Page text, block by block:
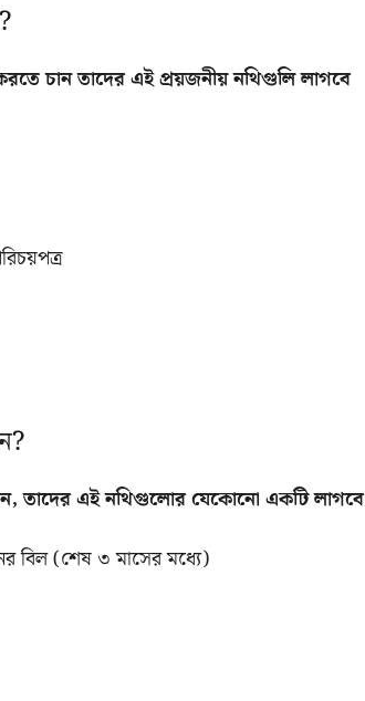
চান তাদের এই প্রয়জনীয় নথিগুলি লাগবে
তাদের এই নথিগুলোর যেকোনো একটি লাগবে
বিল (শেষ ৩ মাসের মধ্যে)